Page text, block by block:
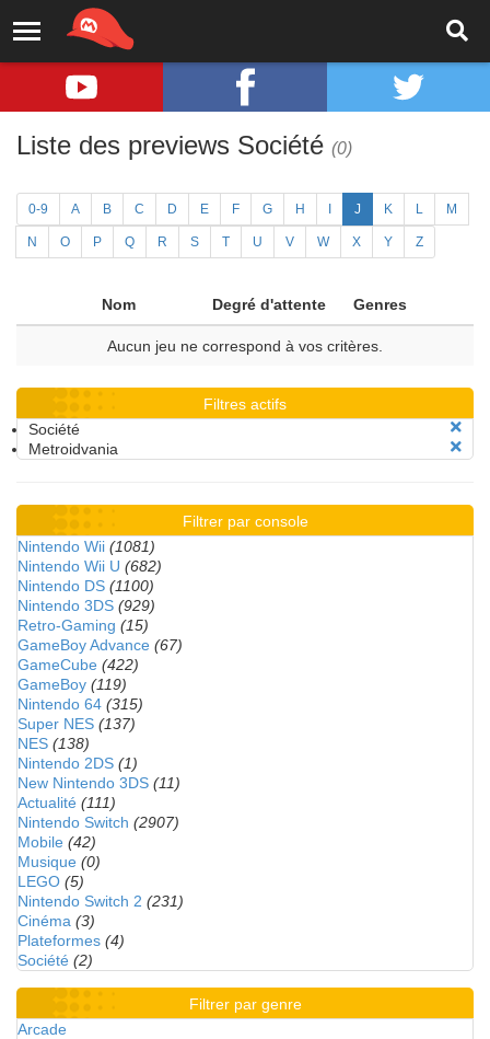
Liste des previews Société (0)
0-9 A B C D E F G H J K L M
N O P Q R S T U V W X Y Z
Nom Degré d'attente Genres
Aucun jeu ne correspond à vos critères.
Filtres actifs
Société
Metroidvania
Filtrer par console
Nintendo Wii (1081)
Nintendo Wii U (682)
Nintendo DS (1100)
Nintendo 3DS (929)
Retro-Gaming (15)
GameBoy Advance (67)
GameCube (422)
GameBoy (119)
Nintendo 64 (315)
Super NES (137)
NES (138)
Nintendo 2DS (1)
New Nintendo 3DS (11)
Actualité (111)
Nintendo Switch (2907)
Mobile (42)
Musique (0)
LEGO (5)
Nintendo Switch 2 (231)
Cinéma (3)
Plateformes (4)
Société (2)
Filtrer par genre
Arcade